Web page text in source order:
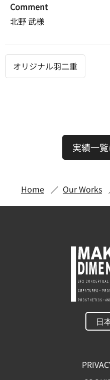
Comment
北野 武様
オリジナル羽二重
実績一
Home Our Works